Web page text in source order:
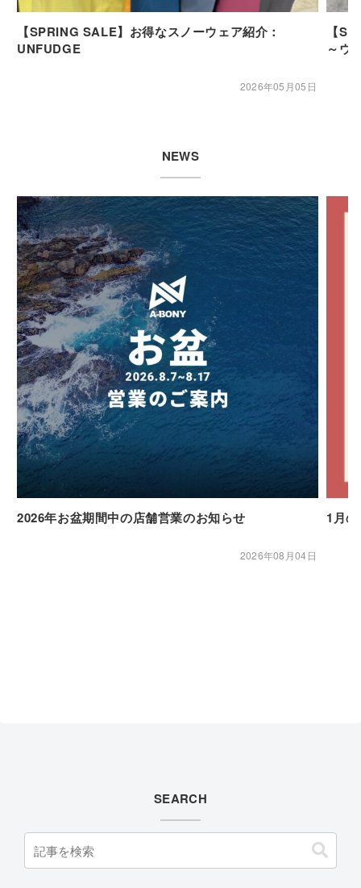
【SPRING SALE】お得なスノーウェア紹介：
UNFUDGE
2026年05月05日
【
～ウ
NEWS
2026年お盆期間中の店舗営業のお知らせ
2026年08月04日
1月
SEARCH